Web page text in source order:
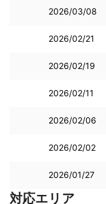
2026/03/08
2026/02/21
2026/02/19
2026/02/11
2026/02/06
2026/02/02
2026/01/27
対応エリア